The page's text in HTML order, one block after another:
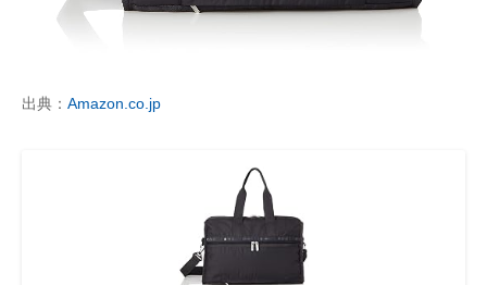
出典： Amazon.co.jp